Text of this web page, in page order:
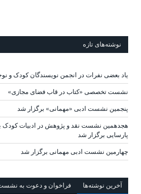
نوشته‌های تازه
یاد بعضی نفرات در انجمن نویسندگان کودک و
نشست تخصصی «کتاب در قاب فضای مجازی»
پنجمین نشست ادبی «مهمانی» برگزار شد
هجدهمین نشست نقد و پژوهش در ادبیات کودک
پارسایی برگزار شد
چهارمین نشست ادبی مهمانی برگزار شد
آخرين‌ نوشته‌ها فراخوان و دعوت به